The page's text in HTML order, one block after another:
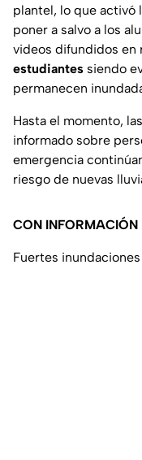
plantel, lo que activó
poner a salvo a los
videos difundidos en
estudiantes siendo
permanecen
Hasta el momento,
informado sobre
emergencia
riesgo de nuevas
CON
Fuertes